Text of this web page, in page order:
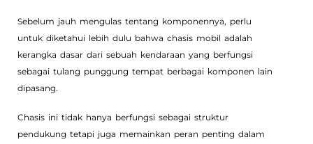
Sebelum jauh mengulas tentang komponennya, perlu
untuk diketahui lebih dulu bahwa chasis mobil adalah
kerangka dasar dari sebuah kendaraan yang berfungsi
sebagai tulang punggung tempat berbagai komponen lain
dipasang.
Chasis ini tidak hanya berfungsi sebagai struktur
pendukung tetapi juga memainkan peran penting dalam